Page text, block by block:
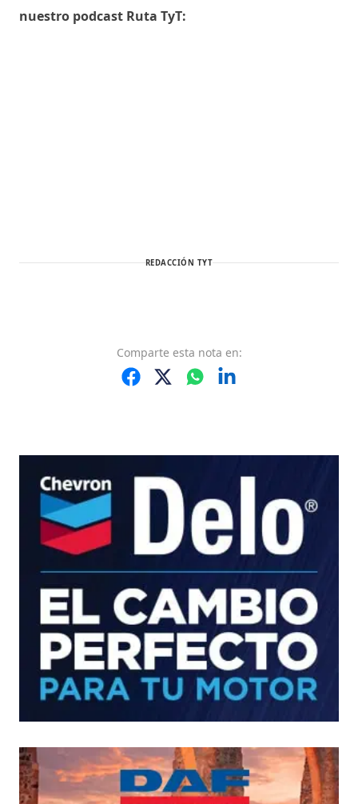
nuestro podcast Ruta TyT:
REDACCIÓN TYT
Comparte esta nota en: